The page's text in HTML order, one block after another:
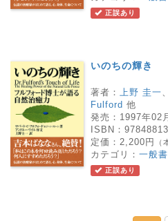
正誤あり
いのちの輝き
著者： 上野 圭一
Fulford 他
発売： 1997年02
ISBN：
定価： 2,200円 （
カテゴリ： 一般書
正誤あり